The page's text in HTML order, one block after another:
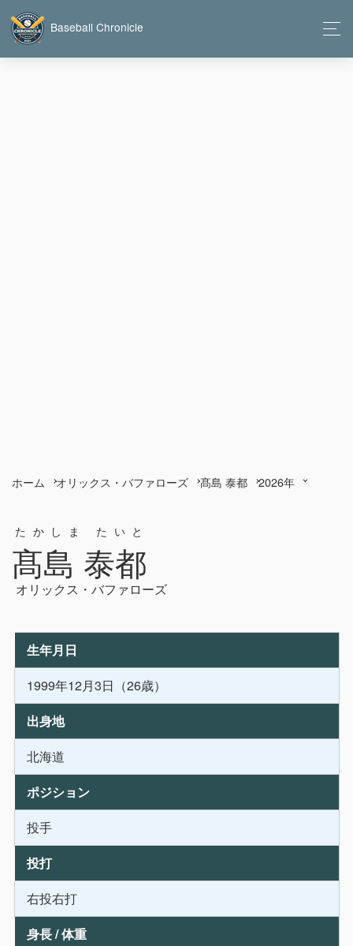
Baseball Chronicle
ホーム オリックス・バファローズ 髙島 泰都 2026年
髙島 泰都
たかしま たいと
オリックス・バファローズ
生年月日
1999年12月3日（26歳）
出身地
北海道
ポジション
投手
投打
右投右打
身長 / 体重